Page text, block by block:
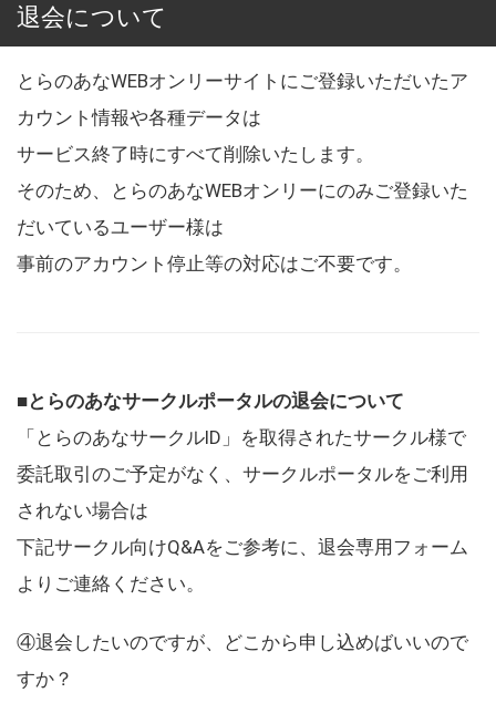
退会について
とらのあなWEBオンリーサイトにご登録いただいたア
カウント情報や各種データは
サービス終了時にすべて削除いたします。
そのため、とらのあなWEBオンリーにのみご登録いた
だいているユーザー様は
事前のアカウント停止等の対応はご不要です。
■とらのあなサークルポータルの退会について
「とらのあなサークルID」を取得されたサークル様で
委託取引のご予定がなく、サークルポータルをご利用
されない場合は
下記サークル向けQ&Aをご参考に、退会専用フォーム
よりご連絡ください。
④退会したいのですが、どこから申し込めばいいので
すか？